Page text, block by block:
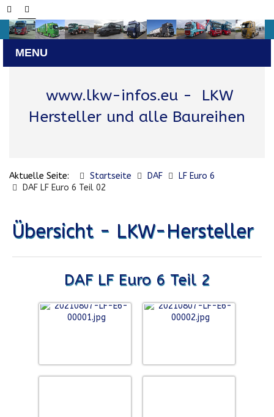
www.lkw-infos.eu- LKW
Hersteller und alle Baureihen
Aktuelle Seite: Startseite DAF
LF Euro 6
DAF LF Euro 6 Teil 02
Übersicht - LKW-Hersteller
DAF LF Euro 6 Teil 2